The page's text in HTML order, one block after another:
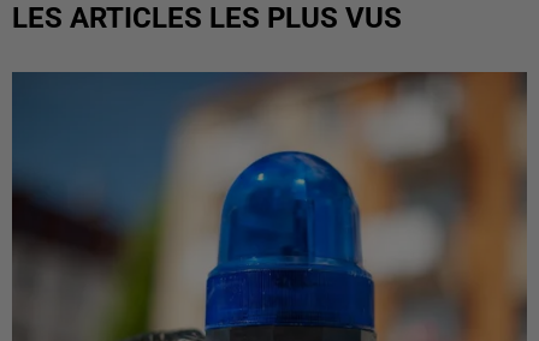
LES ARTICLES LES PLUS VUS